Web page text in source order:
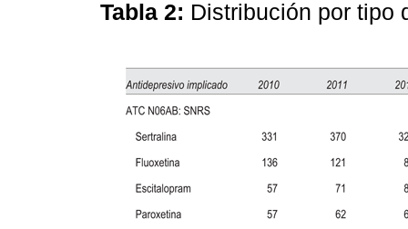
Tabla 2: Distribución por tipo